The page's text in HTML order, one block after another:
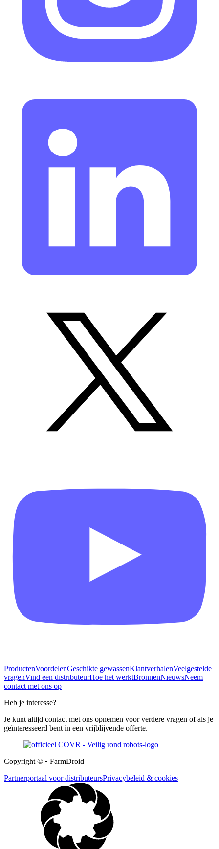
ProductenVoordelenGeschikte gewassenKlantverhalenVeelgestelde
vragenVind een distributeurHoe het werktBronnenNieuwsNeem
contact met ons op
Heb je interesse?
Je kunt altijd contact met ons opnemen voor verdere vragen of als je
geïnteresseerd bent in een vrijblijvende offerte.
Copyright © • FarmDroid
Partnerportaal voor distributeursPrivacybeleid & cookies